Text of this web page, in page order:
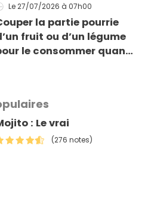
Le 27/07/2026 à 07h00
la partie pourrie
fruit ou d’un légume
le consommer quand
: Le vrai
(276 notes)